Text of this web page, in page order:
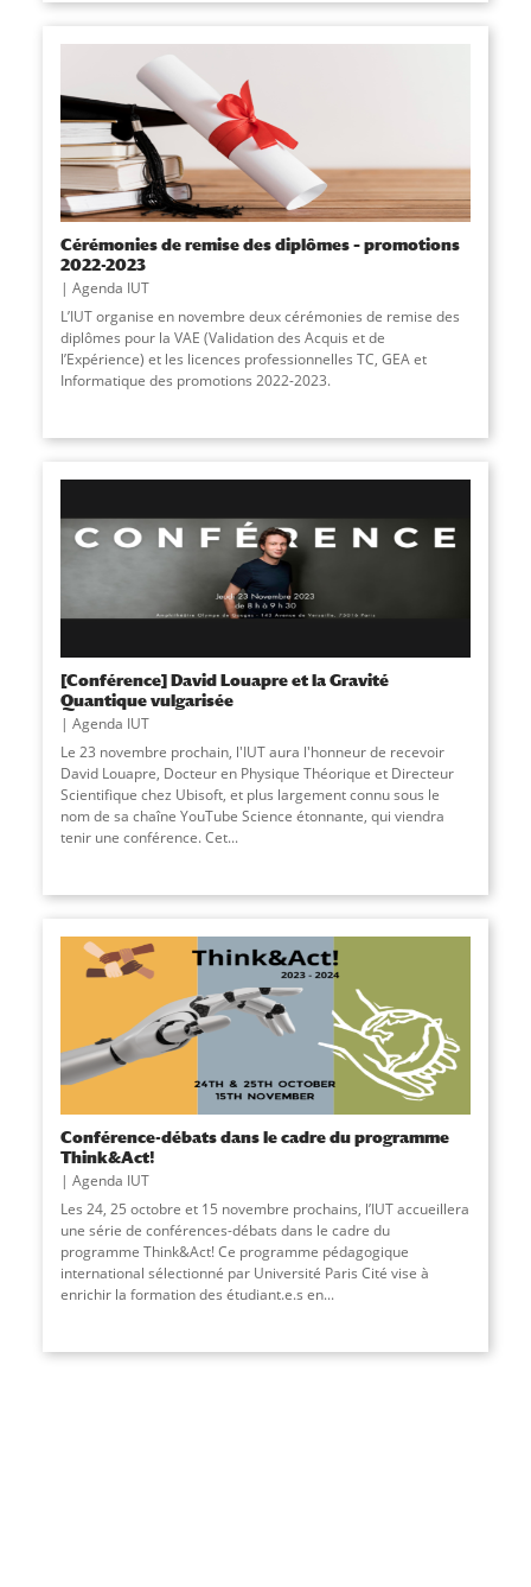
Cérémonies de remise des diplômes – promotions
2022-2023
Agenda IUT
L’IUT organise en novembre deux cérémonies de remise des
diplômes pour la VAE (Validation des Acquis et de
l’Expérience) et les licences professionnelles TC, GEA et
Informatique des promotions 2022-2023.
[Conférence] David Louapre et la Gravité
Quantique vulgarisée
Agenda IUT
Le 23 novembre prochain, l'IUT aura l'honneur de recevoir
David Louapre, Docteur en Physique Théorique et Directeur
Scientifique chez Ubisoft, et plus largement connu sous le
nom de sa chaîne YouTube Science étonnante, qui viendra
tenir une conférence. Cet...
Conférence-débats dans le cadre du programme
Think&Act!
Agenda IUT
Les 24, 25 octobre et 15 novembre prochains, l’IUT accueillera
une série de conférences-débats dans le cadre du
programme Think&Act! Ce programme pédagogique
international sélectionné par Université Paris Cité vise à
enrichir la formation des étudiant.e.s en...